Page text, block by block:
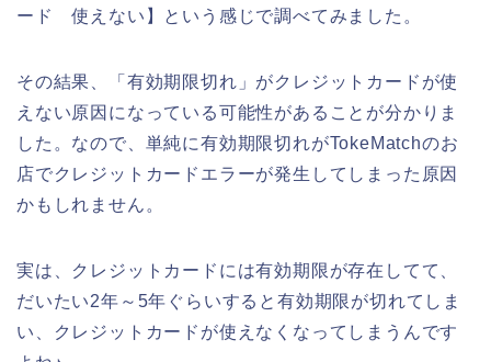
ード 使えない】という感じで調べてみました。
その結果、「有効期限切れ」がクレジットカードが使
えない原因になっている可能性があることが分かりま
した。なので、単純に有効期限切れがTokeMatchのお
店でクレジットカードエラーが発生してしまった原因
かもしれません。
実は、クレジットカードには有効期限が存在してて、
だいたい2年～5年ぐらいすると有効期限が切れてしま
い、クレジットカードが使えなくなってしまうんです